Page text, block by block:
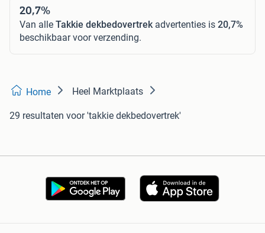
20,7%
Van alle Takkie dekbedovertrekadvertenties is 20,7%
beschikbaar voor verzending.
Home Heel Marktplaats
29 resultaten voor 'takkie dekbedovertrek'